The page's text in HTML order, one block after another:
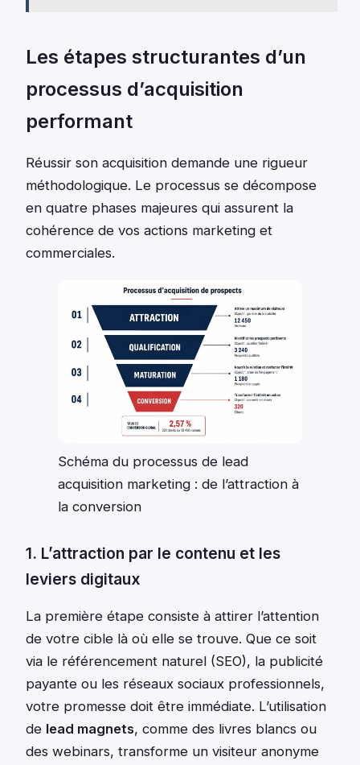
Les étapes structurantes d’un
processus d’acquisition
performant
Réussir son acquisition demande une rigueur
méthodologique. Le processus se décompose
en quatre phases majeures qui assurent la
cohérence de vos actions marketing et
commerciales.
Schéma du processus de lead
acquisition marketing : de l’attraction à
la conversion
1. L’attraction par le contenu et les
leviers digitaux
La première étape consiste à attirer l’attention
de votre cible là où elle se trouve. Que ce soit
via le référencement naturel (SEO), la publicité
payante ou les réseaux sociaux professionnels,
votre promesse doit être immédiate. L’utilisation
de lead magnets, comme des livres blancs ou
des webinars, transforme un visiteur anonyme